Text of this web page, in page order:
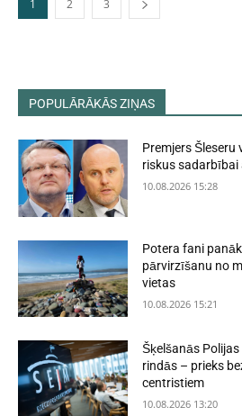
1 2 3
POPULĀRĀKĀS ZIŅAS
Premjers
riskus sadarbībai
10.08.2026 15:28
Potera fani
pārvirzīšanu no
vietas
10.08.2026 15:21
Šķelšanās
rindās – prieks
centristiem
10.08.2026 13:20